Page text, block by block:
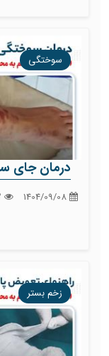
سوختگی
درمان جای
زخم بستر